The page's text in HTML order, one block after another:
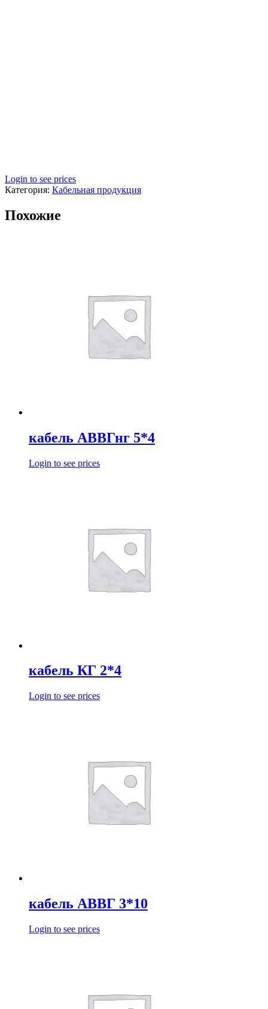
Login to see prices
Категория: Кабельная продукция
Похожие
кабель АВВГнг 5*4
Login to see prices
кабель КГ 2*4
Login to see prices
кабель АВВГ 3*10
Login to see prices